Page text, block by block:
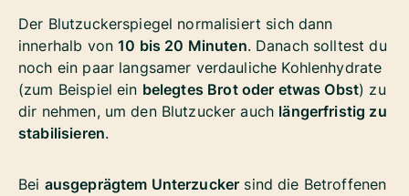
Der Blutzuckerspiegel normalisiert sich dann
innerhalb von10 bis 20 Minuten. Danach solltest du
noch ein paar langsamer verdauliche Kohlenhydrate
(zum Beispiel ein belegtes Brot oder etwas Obst) zu
dir nehmen, um den Blutzucker auch längerfristig zu
stabilisieren.
Bei ausgeprägtem Unterzucker sind die Betroffenen